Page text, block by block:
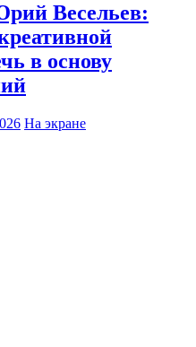
Весельев:
в основу
На экране